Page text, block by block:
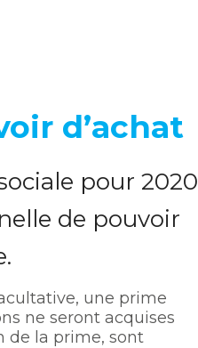
d’achat
pour 2020
de pouvoir
une prime
ne seront acquises
de la prime, sont